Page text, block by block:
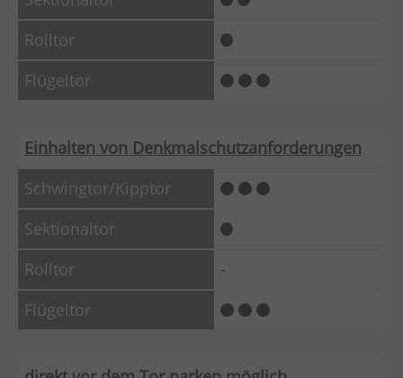
Einhalten von Denkmalschutzanforderungen
-